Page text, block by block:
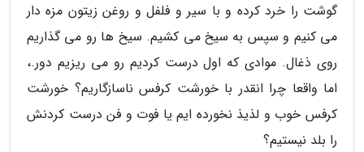
گوشت را خرد کرده و با سیر و فلفل و روغن زیتون مزه دار
می کنیم و سپس به سیخ می کشیم. سیخ ها رو می گذاریم
روی ذغال. موادی که اول درست کردیم رو می ریزیم دور.،
اما واقعا چرا انقدر با خورشت کرفس ناسازگاریم؟ خورشت
کرفس خوب و لذیذ نخورده ایم یا فوت و فن درست کردنش
را بلد نیستیم؟